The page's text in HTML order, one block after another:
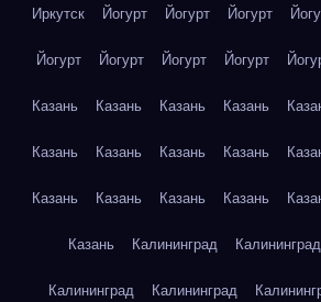
Иркутск Йогурт Йогурт Йогурт
Йогурт Йогурт Йогурт Йогурт
Казань Казань Казань Казань
Казань Казань Казань Казань
Казань Казань Казань Казань
Казань Калининград Калининград
Калининград Калининград